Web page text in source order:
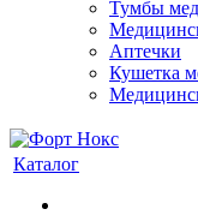
Тумбы
Аптечки
Кушетка
Каталог